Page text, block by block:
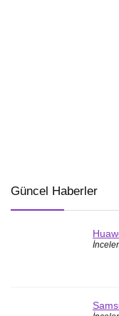
Güncel Haberler